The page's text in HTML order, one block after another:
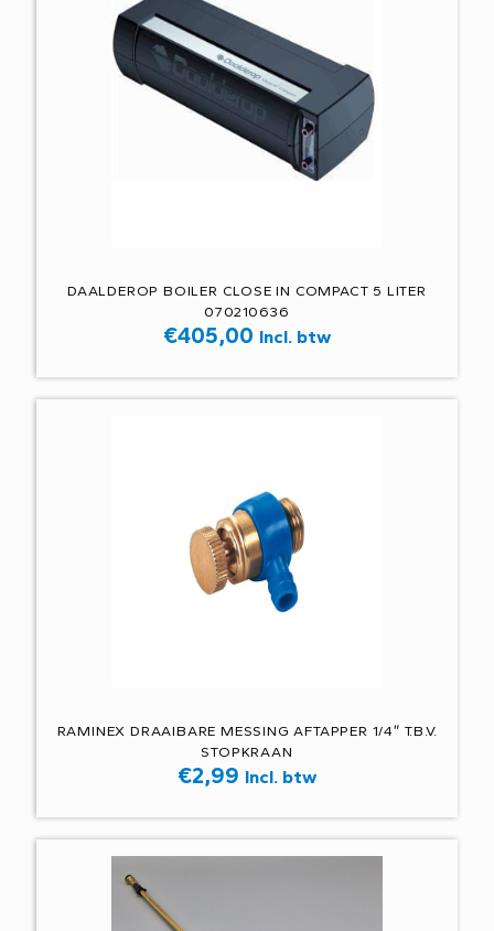
DAALDEROP BOILER CLOSE IN COMPACT 5 LITER
070210636
€405,00 Incl. btw
RAMINEX DRAAIBARE MESSING AFTAPPER 1/4″ T.B.V.
STOPKRAAN
€2,99 Incl. btw